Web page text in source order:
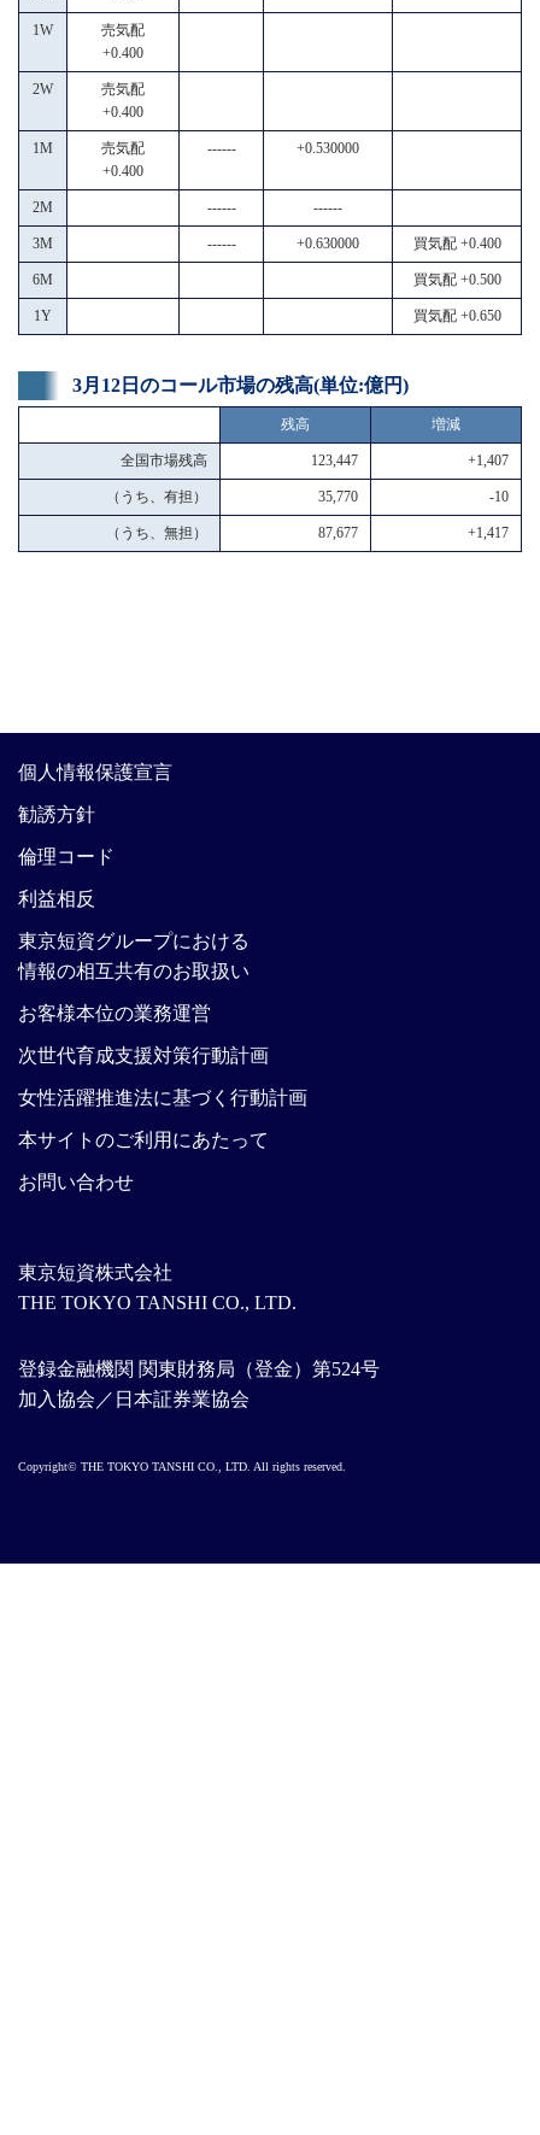
1W
売気配
+0.400
2W
売気配
+0.400
1M
売気配
+0.400
------ +0.530000
2M ------ ------
3M ------ +0.630000 買気配 +0.400
6M 買気配 +0.500
1Y 買気配 +0.650
3月12日のコール市場の残高(単位:億円)
残高 増減
全国市場残高 123,447 +1,407
（うち、有担） 35,770 -10
（うち、無担） 87,677 +1,417
東京短資株式会社
THE TOKYO TANSHI CO., LTD.
登録金融機関 関東財務局（登金）第524号
加入協会／日本証券業協会
個人情報保護宣言
勧誘方針
倫理コード
利益相反
東京短資グループにおける
情報の相互共有のお取扱い
お客様本位の業務運営
次世代育成支援対策行動計画
女性活躍推進法に基づく行動計画
本サイトのご利用にあたって
お問い合わせ
Copyright© THE TOKYO TANSHI CO., LTD. All rights reserved.